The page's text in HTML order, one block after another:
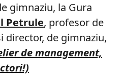
gimnaziu, la Gura
Petrule, profesor de
director, de gimnaziu,
de management,